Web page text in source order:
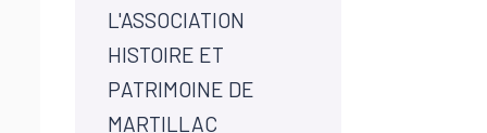
L'ASSOCIATION
HISTOIRE ET
PATRIMOINE DE
MARTILLAC